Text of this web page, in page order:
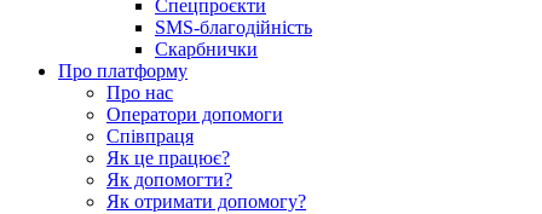
Спецпроєкти
SMS-благодійність
Скарбнички
Про платформу
Про нас
Оператори допомоги
Співпраця
Як це працює?
Як допомогти?
Як отримати допомогу?